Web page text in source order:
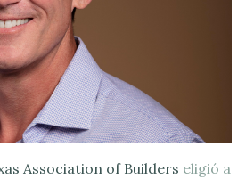
Association of Builders eligió a